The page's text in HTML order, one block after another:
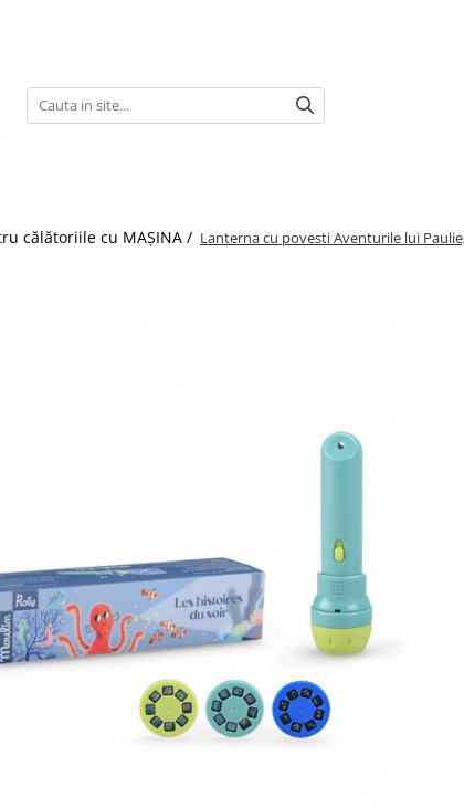
călătoriile cu MAȘINA / Lanterna cu povesti Aventurile lui